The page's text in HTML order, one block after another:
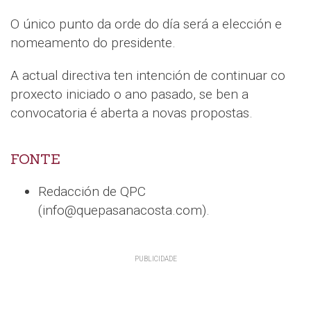
O único punto da orde do día será a elección e
nomeamento do presidente.
A actual directiva ten intención de continuar co
proxecto iniciado o ano pasado, se ben a
convocatoria é aberta a novas propostas.
FONTE
Redacción de QPC
(info@quepasanacosta.com).